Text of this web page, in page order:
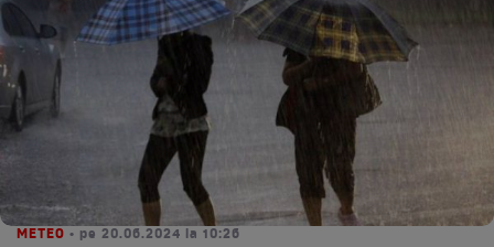
METEO • pe 20.06.2024 la 10:26